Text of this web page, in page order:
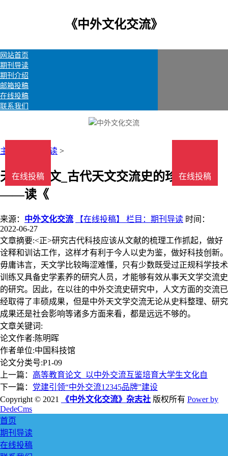
《中外文化交流》
网站首页
期刊导读
期刊介绍
邮箱投稿
在线投稿
联系我们
主页 期刊导读 >
天文学论文_古代天文交流史的珍贵文献
——读《
来源： 中外文化交流 【在线投稿】 栏目： 期刊导读 时间：
2022-06-27
文章摘要:<正>研究古代科技应该从文献的梳理工作抓起，做好
诠释和训诂工作，这样才有利于今人以史为鉴，做好科技创新。
毋庸讳言，天文学比较晦涩难懂，只有少数既受过正规科学技术
训练又具备史学素养的研究人员，才能够有效从事天文学交流史
的研究。因此，在以往的中外交流史研究中，人文方面的交流已
经取得了丰硕成果，但是中外天文学交流无论从史料整理、研究
成果还是社会影响等诸多方面来看，都是远远不够的。
文章关键词:
论文作者:陈明晖
作者单位:中国科技馆
论文分类号:P1-09
上一篇： 高等教育论文_以中外交流互鉴培育大学生文化自
下一篇： 党建引领“中外交流12345品牌”建设
Copyright © 2021
《中外文化交流》杂志社 版权所有 Power by
DedeCms
首页
期刊导读
在线投稿
在线投稿
在线投稿